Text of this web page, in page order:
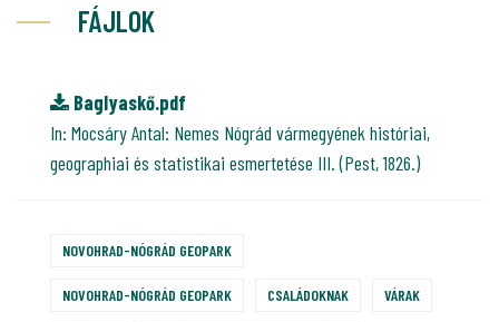
FÁJLOK
Baglyaskő.pdf
In: Mocsáry Antal: Nemes Nógrád vármegyének históriai,
geographiai és statistikai esmertetése III. (Pest, 1826.)
NOVOHRAD-NÓGRÁD GEOPARK
NOVOHRAD-NÓGRÁD GEOPARK CSALÁDOKNAK VÁRAK